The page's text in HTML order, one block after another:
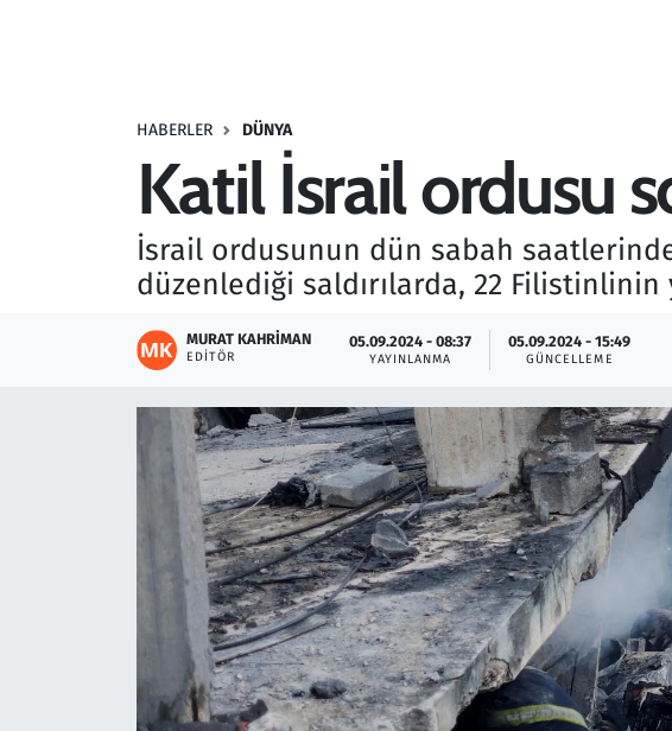
HABERLER DÜNYA
Katil İsrail ordusu
İsrail ordusunun dün sabah
düzenlediği saldırılarda, 22
MURAT KAHRIMAN
EDITÖR
05.09.2024 - 08:37
YAYINLANMA
05.09.2024 - 15:49
GÜNCELLEME
Savunma Sanayi
Seçim 2023
Teknoloji ve Bilim
Televizyon